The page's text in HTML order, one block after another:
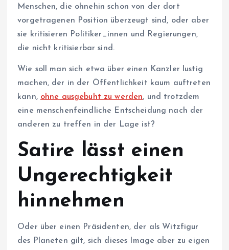
Menschen, die ohnehin schon von der dort
vorgetragenen Position überzeugt sind, oder aber
sie kritisieren Politiker_innen und Regierungen,
die nicht kritisierbar sind.
Wie soll man sich etwa über einen Kanzler lustig
machen, der in der Öffentlichkeit kaum auftreten
kann, ohne ausgebuht zu werden, und trotzdem
eine menschenfeindliche Entscheidung nach der
anderen zu treffen in der Lage ist?
Satire lässt einen
Ungerechtigkeit
hinnehmen
Oder über einen Präsidenten, der als Witzfigur
des Planeten gilt, sich dieses Image aber zu eigen